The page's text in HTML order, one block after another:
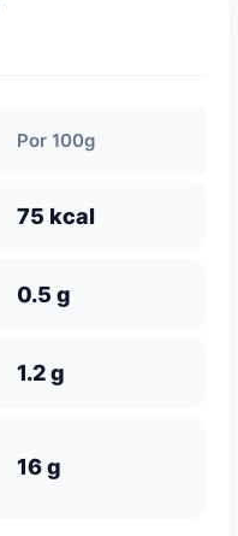
Por 100g
75 kcal
0.5 g
1.2 g
16 g